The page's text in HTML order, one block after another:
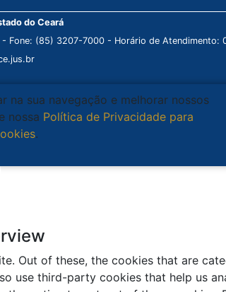
do Ceará
Fone: (85) 3207-7000 - Horário de Atendimento:
na sua navegação e melhorar nossos
nossa Política de Privacidade para
.
Out of these, the cookies that are
use third-party cookies that help us